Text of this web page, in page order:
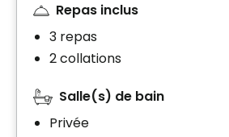
Repas inclus
3 repas
2 collations
Salle(s) de bain
Privée